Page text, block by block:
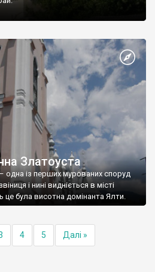
Златоуста
одна із перших мурованих споруд
і нині видніється в місті
це була висотна домінанта Ялти.
4 5 Далі »